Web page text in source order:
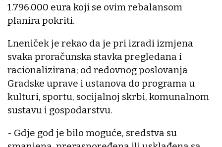
1.796.000 eura koji se ovim rebalansom
planira pokriti.
Lneniček je rekao da je pri izradi izmjena
svaka proračunska stavka pregledana i
racionalizirana; od redovnog poslovanja
Gradske uprave i ustanova do programa u
kulturi, sportu, socijalnoj skrbi, komunalnom
sustavu i gospodarstvu.
- Gdje god je bilo moguće, sredstva su